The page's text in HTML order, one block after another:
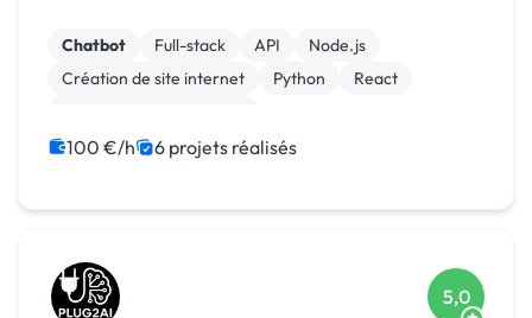
Chatbot Full-stack API
Node.js
Création de site internet
Python
React
Migration ou refonte de site
100 €/h 6 projets réalisés
5,0